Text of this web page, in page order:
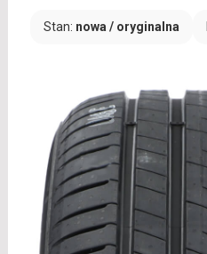
Stan: nowa / oryginalna